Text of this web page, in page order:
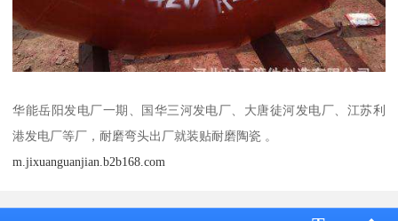
华能岳阳发电厂一期、国华三河发电厂、大唐徒河发电厂、江苏利
港发电厂等厂，耐磨弯头出厂就装贴耐磨陶瓷 。
m.jixuanguanjian.b2b168.com